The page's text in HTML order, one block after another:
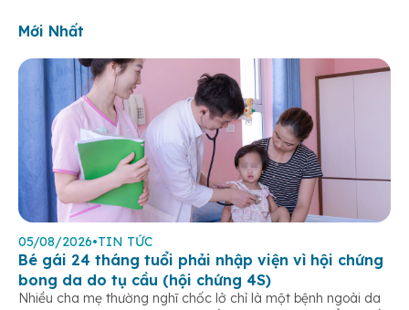
Mới Nhất
05/08/2026•TIN TỨC
Bé gái 24 tháng tuổi phải nhập viện vì hội chứng
bong da do tụ cầu (hội chứng 4S)
Nhiều cha mẹ thường nghĩ chốc lở chỉ là một bệnh ngoài da